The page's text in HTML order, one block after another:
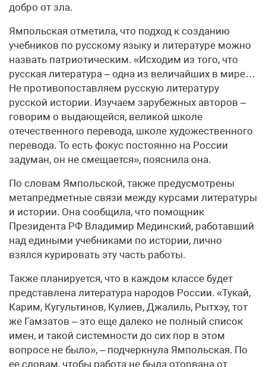
добро от зла.
Ямпольская отметила, что подход к созданию
учебников по русскому языку и литературе можно
назвать патриотическим. «Исходим из того, что
русская литература – одна из величайших в мире…
Не противопоставляем русскую литературу
русской истории. Изучаем зарубежных авторов –
говорим о выдающейся, великой школе
отечественного перевода, школе художественного
перевода. То есть фокус постоянно на России
задуман, он не смещается», пояснила она.
По словам Ямпольской, также предусмотрены
метапредметные связи между курсами литературы
и истории. Она сообщила, что помощник
Президента РФ Владимир Мединский, работавший
над едиными учебниками по истории, лично
взялся курировать эту часть работы.
Также планируется, что в каждом классе будет
представлена литература народов России. «Тукай,
Карим, Кугультинов, Кулиев, Джалиль, Рытхэу, тот
же Гамзатов – это еще далеко не полный список
имен, и такой системности до сих пор в этом
вопросе не было», – подчеркнула Ямпольская. По
ее словам, чтобы работа не была оторвана от